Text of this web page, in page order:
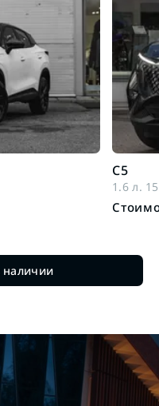
C5
1.6 л.
наличии